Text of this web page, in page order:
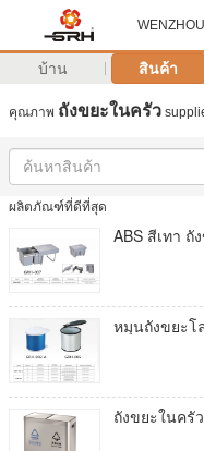
บ้าน สินค้า
คุณภาพ ถังขยะในครัว
ผลิตภัณฑ์ที่ดีที่สุด
ABS สีเทา ถั
หมุนถังขยะโ
ถังขยะในครั